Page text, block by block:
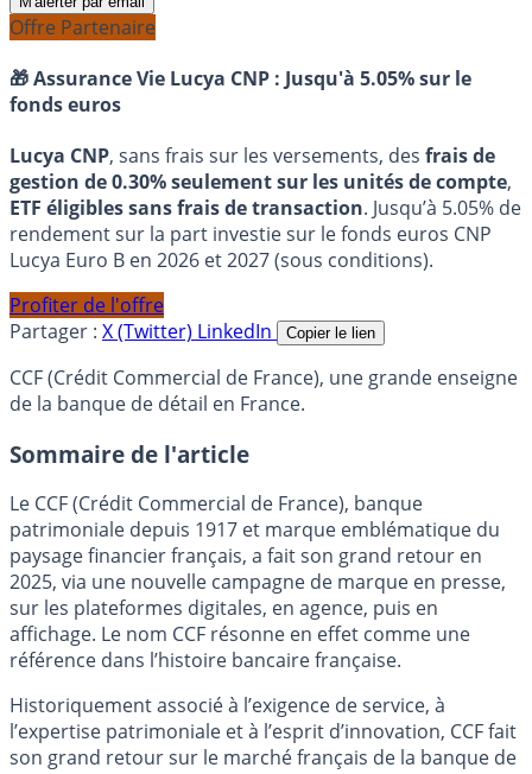
Offre Partenaire
🎁 Assurance Vie Lucya CNP : Jusqu'à 5.05% sur le
fonds euros
Lucya CNP, sans frais sur les versements, des frais de
gestion de 0.30% seulement sur les unités de compte,
ETF éligibles sans frais de transaction. Jusqu’à 5.05% de
rendement sur la part investie sur le fonds euros CNP
Lucya Euro B en 2026 et 2027 (sous conditions).
Profiter de l'offre
Partager : X (Twitter) LinkedIn Copier le lien
CCF (Crédit Commercial de France), une grande enseigne
de la banque de détail en France.
Sommaire de l'article
Le CCF (Crédit Commercial de France), banque
patrimoniale depuis 1917 et marque emblématique du
paysage financier français, a fait son grand retour en
2025, via une nouvelle campagne de marque en presse,
sur les plateformes digitales, en agence, puis en
affichage. Le nom CCF résonne en effet comme une
référence dans l’histoire bancaire française.
Historiquement associé à l’exigence de service, à
l’expertise patrimoniale et à l’esprit d’innovation, CCF fait
son grand retour sur le marché français de la banque de